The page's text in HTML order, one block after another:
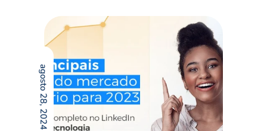
agosto 28, 2024